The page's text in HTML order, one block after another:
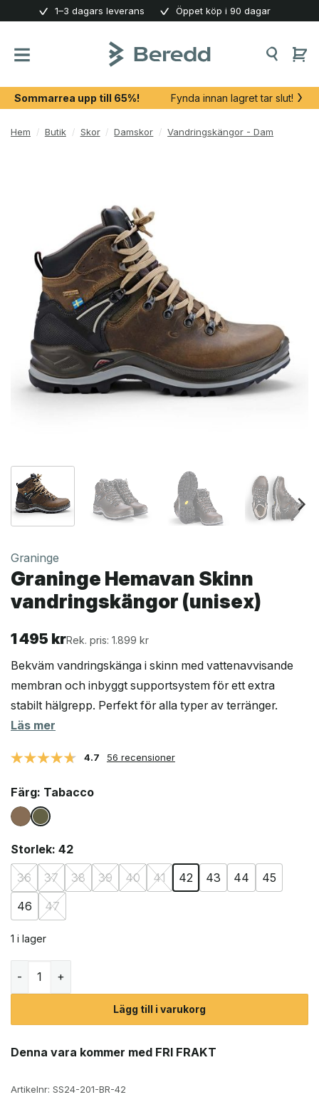
content
1–3 dagars leverans Öppet köp i 90 dagar
Sommarrea upp till 65%! Fynda innan lagret tar slut!
Hem / Butik / Skor / Damskor / Vandringskängor - Dam
Graninge
Graninge Hemavan Skinn
vandringskängor (unisex)
1 495 krRek. pris: 1.899 kr
Bekväm vandringskänga i skinn med vattenavvisande
membran och inbyggt supportsystem för ett extra
stabilt hälgrepp. Perfekt för alla typer av terränger.
Läs mer
4.7 56 recensioner
Färg: Tabacco
Storlek: 42
36
37 38 39 40 41 42 43 44
45
46
47
1 i lager
Lägg till i varukorg
Denna vara kommer med FRI FRAKT
Artikelnr: SS24-201-BR-42